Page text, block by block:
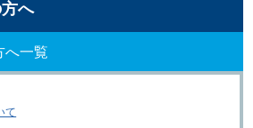
へ
へ一覧
て